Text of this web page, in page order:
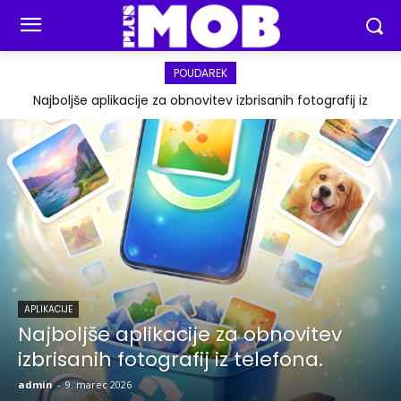
POUDAREK
Najboljše aplikacije za obnovitev izbrisanih fotografij iz
telefona.
APLIKACIJE
Najboljše aplikacije za obnovitev
izbrisanih fotografij iz telefona.
admin - 9. marec 2026